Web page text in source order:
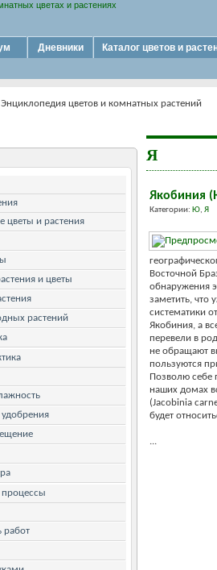
Дневники Каталог цветов и
Энциклопедия цветов и комнатных растений
Я
Якобиния
Категории: Ю, Я
Восточной
обнаружения
заметить, что
систематики
Якобиния, а
перевели в
не обращают
пользуются
Позволю себе
наших домах
(Jacobinia
будет
цветы и растения
и цветы
растений
процессы
работ